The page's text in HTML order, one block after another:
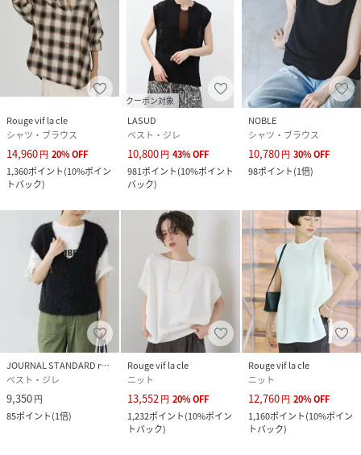
Rouge vif la cle
シャツ・ブラウス
14,960円 20%OFF
1,360ポイント(10%ポイン
トバック)
クーポン対象
LASUD
ベスト・ジレ
10,800円 43%OFF
981ポイント(10%ポイント
バック)
NOBLE
シャツ・ブラウス
10,780円 30%OFF
98ポイント(1倍)
JOURNAL STANDARD relume
ベスト・ジレ
9,350円
85ポイント(1倍)
Rouge vif la cle
ニット
13,552円 20%OFF
1,232ポイント(10%ポイン
トバック)
Rouge vif la cle
ニット
12,760円 20%OFF
1,160ポイント(10%ポイン
トバック)